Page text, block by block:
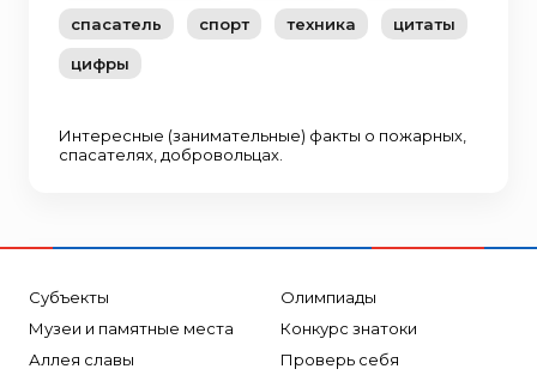
спасатель спорт техника цитаты
цифры
Интересные (занимательные) факты о пожарных,
спасателях, добровольцах.
Субъекты
Музеи и памятные места
Аллея славы
Олимпиады
Конкурс знатоки
Проверь себя